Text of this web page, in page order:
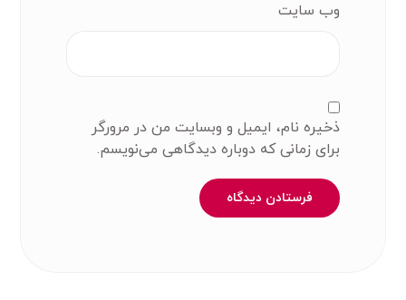
وب‌ سایت
ذخیره نام، ایمیل و وبسایت من در مرورگر
برای زمانی که دوباره دیدگاهی می‌نویسم.
فرستادن دیدگاه